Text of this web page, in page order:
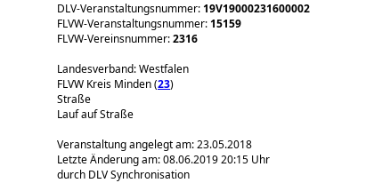
DLV-Veranstaltungsnummer:19V19000231600002
FLVW-Veranstaltungsnummer:15159
FLVW-Vereinsnummer:2316
Landesverband: Westfalen
FLVW Kreis Minden (23)
Straße
Lauf auf Straße
Veranstaltung angelegt am: 23.05.2018
Letzte Änderung am: 08.06.2019 20:15 Uhr
durch DLV Synchronisation